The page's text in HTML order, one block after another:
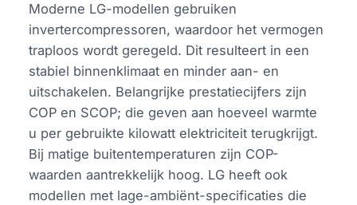
Moderne LG-modellen gebruiken
invertercompressoren, waardoor het vermogen
traploos wordt geregeld. Dit resulteert in een
stabiel binnenklimaat en minder aan- en
uitschakelen. Belangrijke prestatiecijfers zijn
COP en SCOP; die geven aan hoeveel warmte
u per gebruikte kilowatt elektriciteit terugkrijgt.
Bij matige buitentemperaturen zijn COP-
waarden aantrekkelijk hoog. LG heeft ook
modellen met lage-ambiënt-specificaties die